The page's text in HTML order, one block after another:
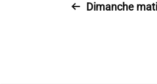
Dimanche